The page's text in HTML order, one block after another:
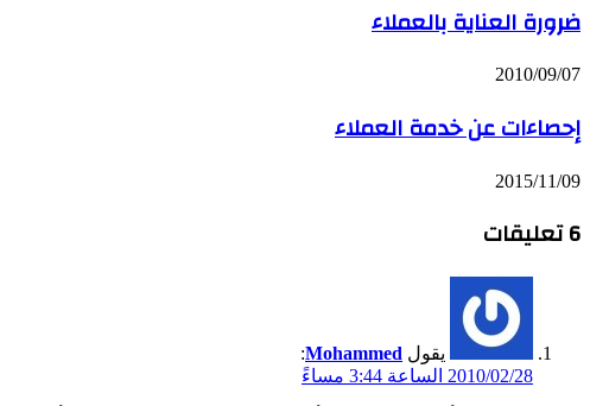
ضرورة العناية بالعملاء
2010/09/07
إحصاءات عن خدمة العملاء
2015/11/09
‫6 تعليقات
يقول Mohammed
:
2010/02/28 الساعة 3:44 مساءً